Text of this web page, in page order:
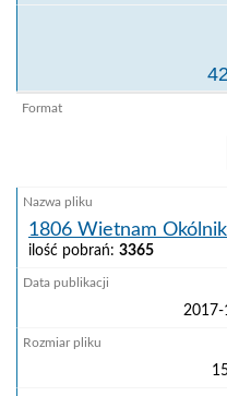
1806 Objaśnienie
1806 Wietnam
ilość pobrań: 3365
2017-